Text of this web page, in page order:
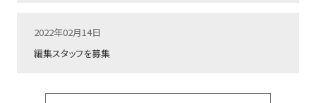
2022年02月14日
編集スタッフを募集